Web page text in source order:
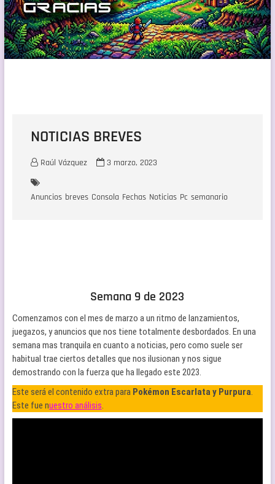
NOTICIAS BREVES
Raúl Vázquez 3 marzo, 2023
Anuncios breves Consola Fechas Noticias Pc semanario
Semana 9 de 2023
Comenzamos con el mes de marzo a un ritmo de lanzamientos,
juegazos, y anuncios que nos tiene totalmente desbordados. En una
semana mas tranquila en cuanto a noticias, pero como suele ser
habitual trae ciertos detalles que nos ilusionan y nos sigue
demostrando con la fuerza que ha llegado este 2023.
Este será el contenido extra para Pokémon Escarlata y Purpura.
Este fue nuestro análisis.